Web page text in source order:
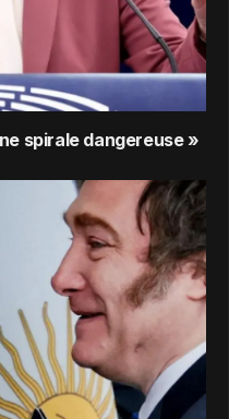
spirale dangereuse »